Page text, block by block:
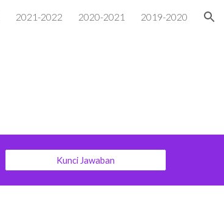
2021-2022 2020-2021 2019-2020
Kunci Jawaban